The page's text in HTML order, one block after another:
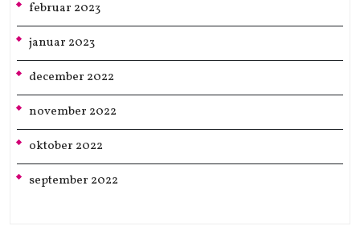
februar 2023
januar 2023
december 2022
november 2022
oktober 2022
september 2022